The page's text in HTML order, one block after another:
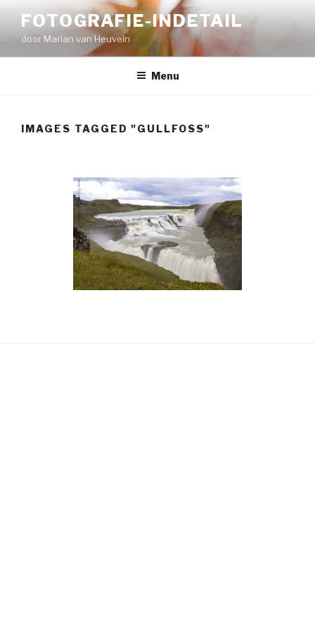
inhoud
springen
FOTOGRAFIE-INDETAIL
door Marian van Heuveln
Menu
IMAGES TAGGED "GULLFOSS"